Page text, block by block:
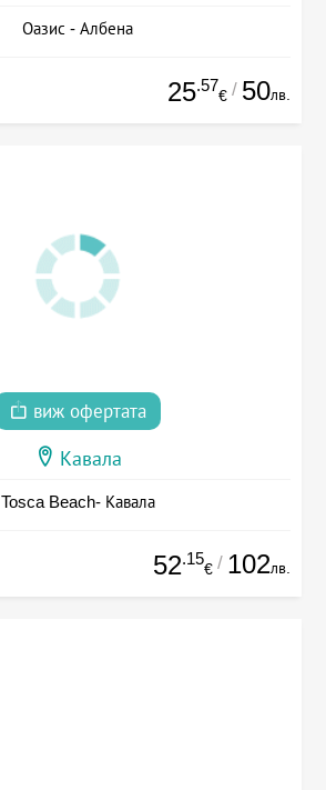
Оазис - Албена
25.57
€ / 50лв.
виж офертата
Кавала
Tosca Beach- Кавала
52.15
€ / 102лв.